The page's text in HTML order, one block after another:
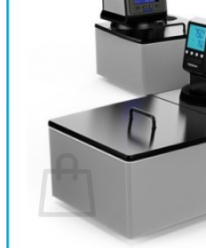
Search
Cart
No products in the cart.